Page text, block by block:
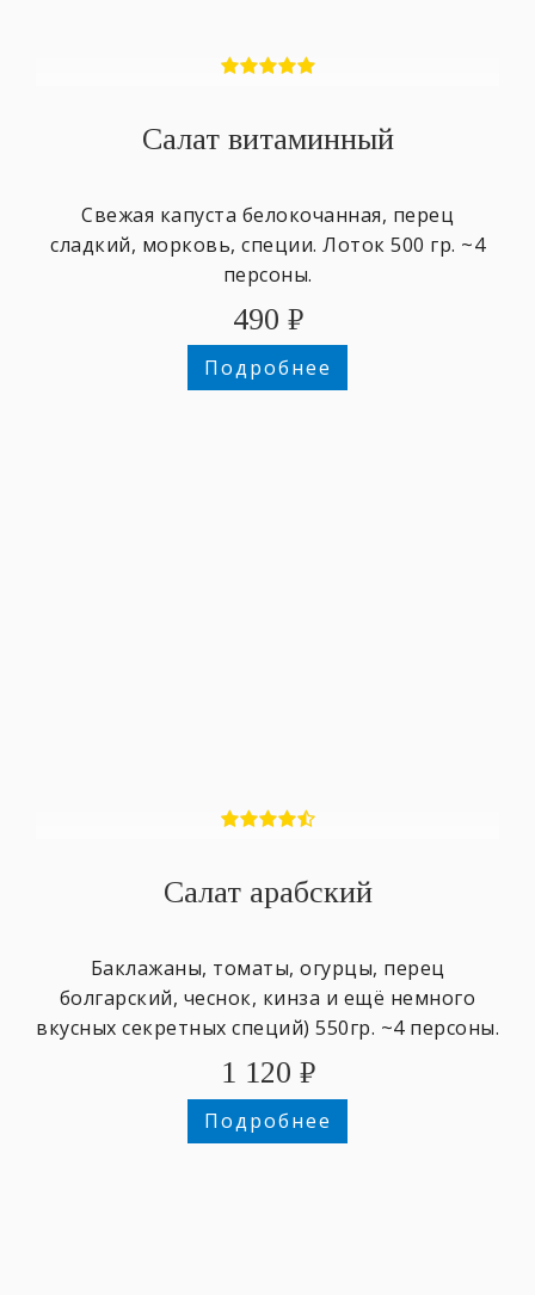
Салат витаминный
Свежая капуста белокочанная, перец
сладкий, морковь, специи. Лоток 500 гр. ~4
персоны.
490 ₽
Подробнее
Салат арабский
Баклажаны, томаты, огурцы, перец
болгарский, чеснок, кинза и ещё немного
вкусных секретных специй) 550гр. ~4 персоны.
1 120 ₽
Подробнее